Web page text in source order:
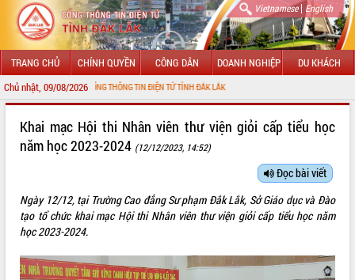
Vietnamese| English
TRANG CHỦ CHÍNH QUYỀN CÔNG DÂN DOANH NGHIỆP DU KHÁCH
Chủ nhật, 09/08/2026
ĐẾN VỚI CỔNG THÔNG TIN ĐIỆN TỬ TỈNH ĐẮK LẮK
LÃNH ĐẠO UBND TỈNH
SỞ, BAN, NGÀNH
Khai mạc Hội thi Nhân viên thư viện giỏi cấp tiểu học
năm học 2023-2024 (12/12/2023, 14:52)
Đọc bài viết
Ngày 12/12, tại Trường Cao đẳng Sư phạm Đắk Lắk, Sở Giáo dục và Đào
tạo tổ chức khai mạc Hội thi Nhân viên thư viện giỏi cấp tiểu học năm
học 2023-2024.